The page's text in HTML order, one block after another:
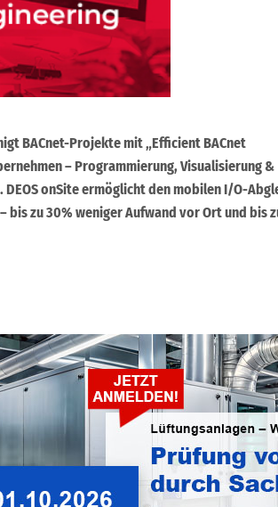
BACnet-Projekte mit „Efficient BACnet
– Programmierung, Visualisierung &
onSite ermöglicht den mobilen I/O-
zu 30% weniger Aufwand vor Ort und bis
Zugänglichmachung oder Bearbeitung, auch